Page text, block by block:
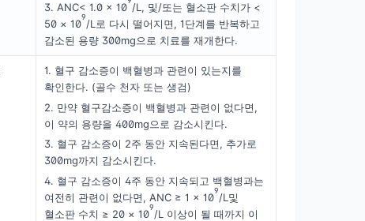
3. ANC< 1.0 × 10 /L, 및/또는 혈소판 수치가 <
50 × 10
9
/L로 다시 떨어지면, 1단계를 반복하고
감소된 용량 300mg으로 치료를 재개한다.
1. 혈구 감소증이 백혈병과 관련이 있는지를
확인한다. (골수 천자 또는 생검)
2. 만약 혈구감소증이 백혈병과 관련이 없다면,
이 약의 용량을 400mg으로 감소시킨다.
3. 혈구 감소증이 2주 동안 지속된다면, 추가로
300mg까지 감소시킨다.
4. 혈구 감소증이 4주 동안 지속되고 백혈병과는
여전히 관련이 없다면, ANC ≥ 1 × 10
9
/L및
혈소판 수치 ≥ 20 × 10
9
/L 이상이 될 때까지 이